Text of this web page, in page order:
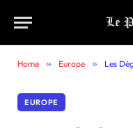
Home » Europe » Les Dégâts
EUROPE